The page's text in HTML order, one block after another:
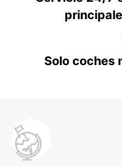
Solo coches